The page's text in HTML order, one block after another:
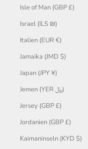
Isle of Man (GBP £)
Israel (ILS ₪)
Italien (EUR €)
Jamaika (JMD $)
Japan (JPY ¥)
Jemen (YER ﷼)
Jersey (GBP £)
Jordanien (GBP £)
Kaimaninseln (KYD $)